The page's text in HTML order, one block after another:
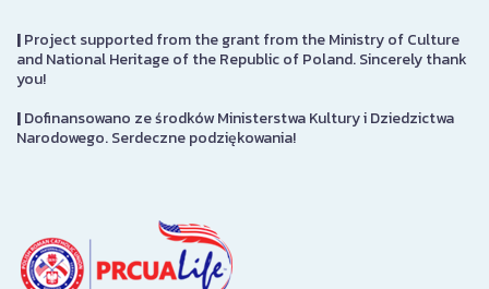
|Project supported from the grant from the Ministry of Culture
and National Heritage of the Republic of Poland. Sincerely thank
you!
|Dofinansowano ze środków Ministerstwa Kultury i Dziedzictwa
Narodowego. Serdeczne podziękowania!